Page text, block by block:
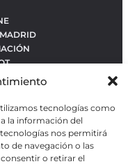
tecnologías como
la información del
nos permitirá
de navegación o las
o retirar el
OBRAS